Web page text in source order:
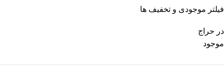
فیلتر موجودی و تخفیف ها
در حراج
موجود